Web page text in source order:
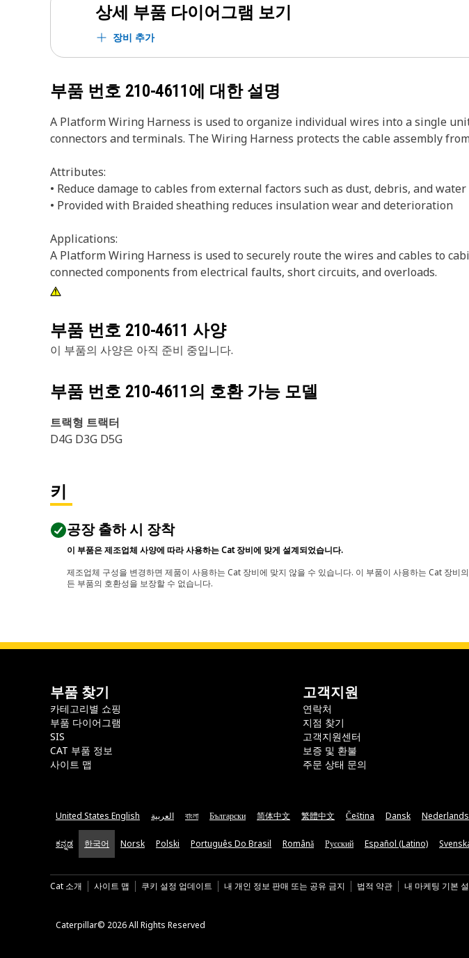
상세 부품 다이어그램 보기
장비 추가
부품 번호 210-4611 에 대한 설명
A Platform Wiring Harness is used to organize individual wires into a single
connectors and terminals. The Wiring Harness protects the cable assembly
Attributes:
• Reduce damage to cables from external factors such as dust, debris, and water
• Provided with Braided sheathing reduces insulation wear and deterioration
Applications:
A Platform Wiring Harness is used to securely route the wires and cables to
connected components from electrical faults, short circuits, and overloads.
부품 번호 210-4611 사양
이 부품의 사양은 아직 준비 중입니다.
부품 번호 210-4611 의 호환 가능 모델
트랙형 트랙터
D4G D3G D5G
키
공장 출하 시 장착
이 부품은 제조업체 사양에 따라 사용하는 Cat 장비에 맞게 설계되었습니다.
제조업체 구성을 변경하면 제품이 사용하는 Cat 장비에 맞지 않을 수 있습니다. 이 부품이 사용하는 Cat 장
든 부품의 호환성을 보장할 수 없습니다.
부품 찾기
카테고리별 쇼핑
부품 다이어그램
SIS
CAT 부품 정보
사이트 맵
고객지원
연락처
지점 찾기
고객지원센터
보증 및 환불
주문 상태 문의
United States English العربية বাংলা Български 简体中文 繁體中文 Čeština Dansk Nederlands
ಕನ್ನಡ 한국어 Norsk Polski Português Do Brasil Română Русский Español (Latino)
Cat 소개 사이트 맵 쿠키 설정 업데이트 내 개인 정보 판매 또는 공유 금지 법적 약관 내 마케팅 기본
Caterpillar© 2026 All Rights Reserved